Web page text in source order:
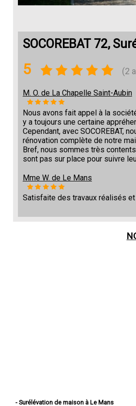
SOCOREBAT 72,
5 (2
M. O. de La Chapelle Saint-Aubin
Nous avons fait appel à la
y a toujours une certaine
Cependant, avec SOCOREBAT,
rénovation complète de notre
Bref, nous sommes très
sont pas sur place pour suivre
Mme W. de Le Mans
Satisfaite des travaux réalisés
- Surélévation de maison à Le Mans